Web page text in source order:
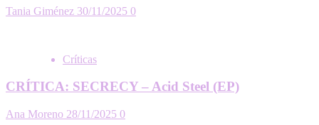
Tania Giménez 30/11/2025 0
Críticas
CRÍTICA: SECRECY – Acid Steel (EP)
Ana Moreno 28/11/2025 0